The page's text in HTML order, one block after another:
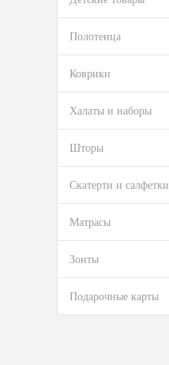
Полотенца
Коврики
Халаты и наборы
Шторы
Скатерти и салфетки
Матрасы
Зонты
Подарочные карты